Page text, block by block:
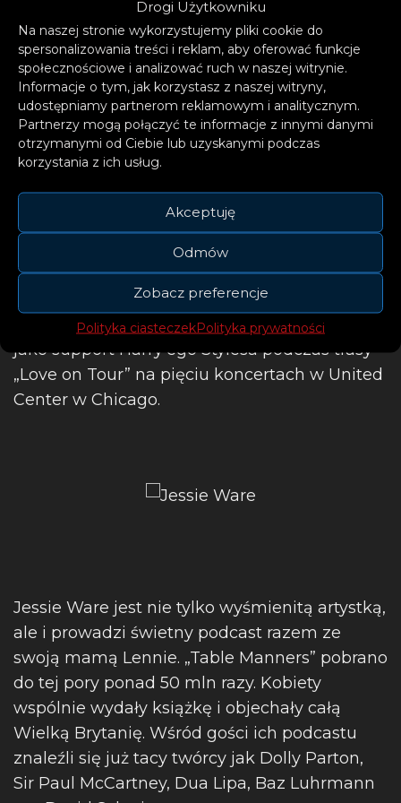
Drogi Użytkowniku
Na naszej stronie wykorzystujemy pliki cookie do
spersonalizowania treści i reklam, aby oferować funkcje
społecznościowe i analizować ruch w naszej witrynie.
Informacje o tym, jak korzystasz z naszej witryny,
udostępniamy partnerom reklamowym i analitycznym.
Partnerzy mogą połączyć te informacje z innymi danymi
otrzymanymi od Ciebie lub uzyskanymi podczas
korzystania z ich usług.
Akceptuję
Odmów
Zobacz preferencje
Polityka ciasteczekPolityka prywatności
playliście byłego prezydenta Stanów
Zjednoczonych, Baracka Obamy.
W zeszłym roku Jessie dała świetne występy
na głównych scenach Glastonbury, Primavera
Sound i Open’er Festivalu. W październiku
udała się w trasę po Stanach Zjednoczonych
jako support Harry’ego Stylesa podczas trasy
„Love on Tour” na pięciu koncertach w United
Center w Chicago.
Jessie Ware jest nie tylko wyśmienitą artystką,
ale i prowadzi świetny podcast razem ze
swoją mamą Lennie. „Table Manners” pobrano
do tej pory ponad 50 mln razy. Kobiety
wspólnie wydały książkę i objechały całą
Wielką Brytanię. Wśród gości ich podcastu
znaleźli się już tacy twórcy jak Dolly Parton,
Sir Paul McCartney, Dua Lipa, Baz Luhrmann